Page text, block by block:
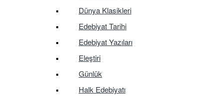
Dünya Klasikleri
Edebiyat Tarihi
Edebiyat Yazıları
Eleştiri
Günlük
Halk Edebiyatı